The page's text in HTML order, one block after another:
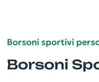
Borsoni sportivi
Borsoni